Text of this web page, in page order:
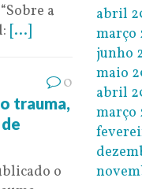
a
[...]
0
trauma,
o
abril
março
junho
maio
abril
março